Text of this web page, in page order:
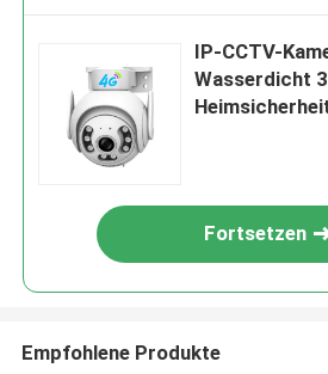
IP-CCTV-
Wasserdicht
Fortsetzen
Empfohlene Produkte